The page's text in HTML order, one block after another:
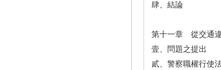
肆、結論
第十一章 從交通
壹、問題之提出
貳、警察職權行使